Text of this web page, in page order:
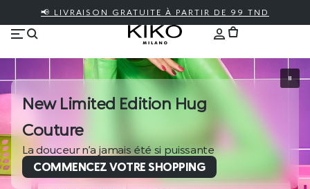
📢 LIVRAISON GRATUITE À PARTIR DE 99 TND
New Limited Edition Hug
Couture
La douceur n’a jamais été si puissante
COMMENCEZ VOTRE SHOPPING